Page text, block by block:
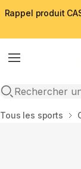
Rappel produit
Menu
Open search
Accueil
Tous les sports